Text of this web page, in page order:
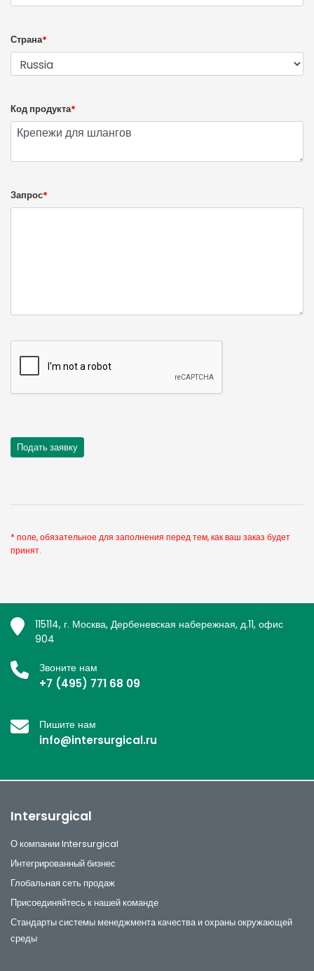
Страна*
Код продукта*
Запрос*
* поле, обязательное для заполнения перед тем, как ваш заказ будет
принят.
115114, г. Москва, Дербеневская набережная, д.11, офис
904
Звоните нам
+7 (495) 771 68 09
Пишите нам
info@intersurgical.ru
Intersurgical
О компании Intersurgical
Интегрированный бизнес
Глобальная сеть продаж
Присоединяйтесь к нашей команде
Стандарты системы менеджмента качества и охраны окружающей
среды